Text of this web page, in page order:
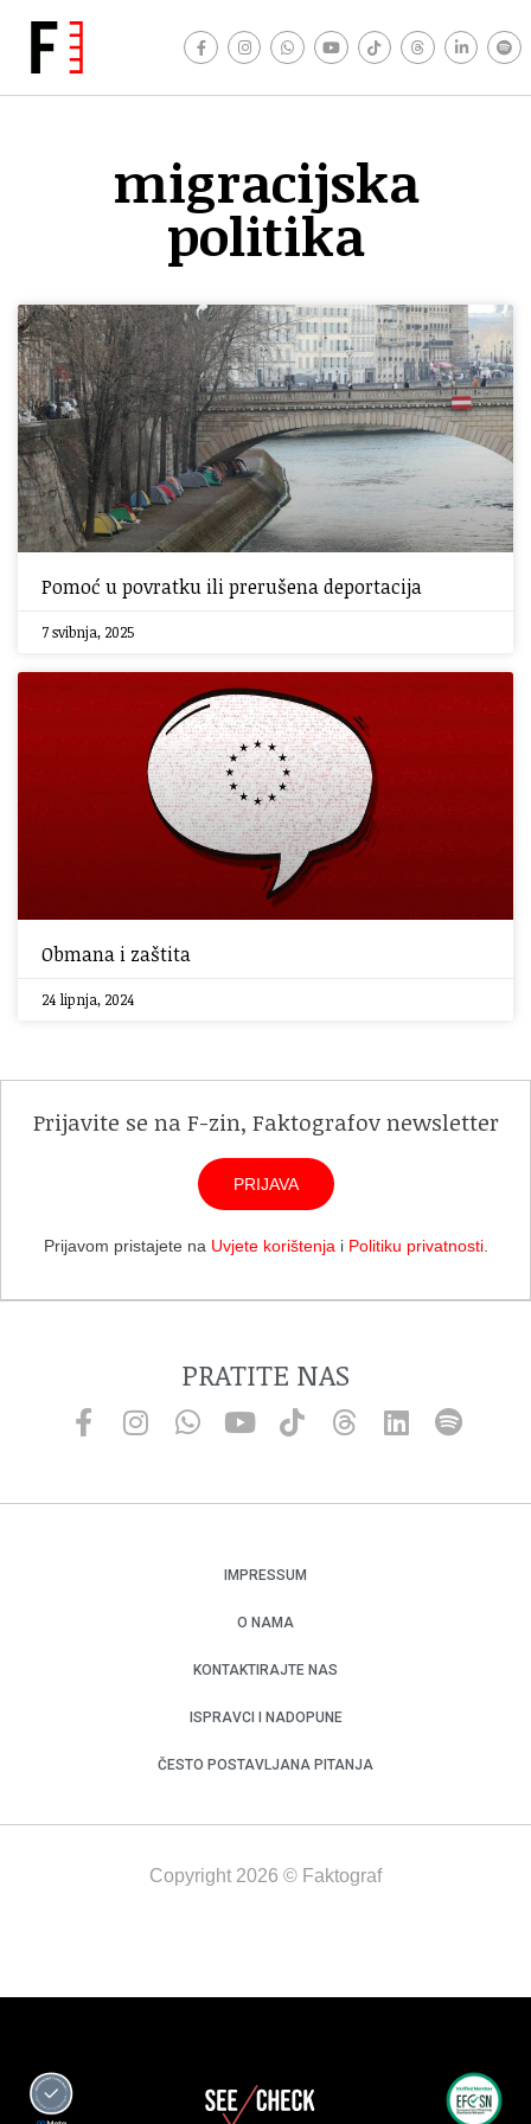
migracijska
politika
Pomoć u povratku ili prerušena deportacija
7 svibnja, 2025
Obmana i zaštita
24 lipnja, 2024
Prijavite se na F-zin, Faktografov newsletter
PRIJAVA
Prijavom pristajete na Uvjete korištenja i Politiku privatnosti.
PRATITE NAS
IMPRESSUM
O NAMA
KONTAKTIRAJTE NAS
ISPRAVCI I NADOPUNE
ČESTO POSTAVLJANA PITANJA
Copyright 2026 © Faktograf